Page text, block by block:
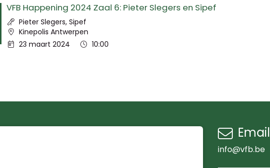
VFB Happening 2024 Zaal 6: Pieter Slegers en Sipef
Spreker:
Pieter Slegers, Sipef
Locatie:
Kinepolis Antwerpen
Datum:
23 maart 2024 Tijd:
10:00
Email
info@vfb.be